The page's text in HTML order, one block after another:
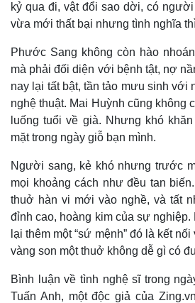
Giá
kỷ qua đi, vật đổi sao dời, có
vừa mới thất bại nhưng tình nghĩa
Phước Sang không còn hào
mà phải đối diện với bệnh tật, nợ
nay lại tất bật, tần tảo mưu sinh với
nghệ thuật. Mai Huỳnh cũng không
luống tuổi về già. Nhưng khó
mặt trong ngày giỗ bạn mình.
Người sang, kẻ khó nhưng trước
mọi khoảng cách như đều tan
thuở hàn vi mới vào nghề, và tất
đỉnh cao, hoàng kim của sự nghiệp.
lại thêm một “sứ mệnh” đó là kết
vàng son một thuở không dễ gì có
Bình luận về tình nghệ sĩ trong
Tuấn Anh, một độc giả của